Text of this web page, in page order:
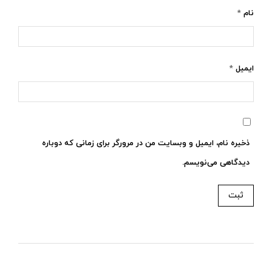
نام *
ایمیل *
ذخیره نام، ایمیل و وبسایت من در مرورگر برای زمانی که دوباره
دیدگاهی می‌نویسم.